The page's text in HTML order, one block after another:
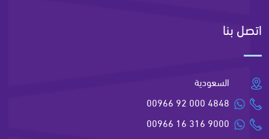
اتصل بنا
السعودية
00966 92 000 4848
00966 16 316 9000